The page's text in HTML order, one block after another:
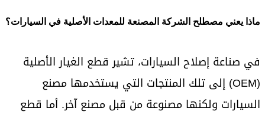
ماذا يعني مصطلح الشركة المصنعة للمعدات الأصلية في السيارات؟
في صناعة إصلاح السيارات، تشير قطع الغيار الأصلية
(OEM) إلى تلك المنتجات التي يستخدمها مصنع
السيارات ولكنها مصنوعة من قبل مصنع آخر. أما قطع